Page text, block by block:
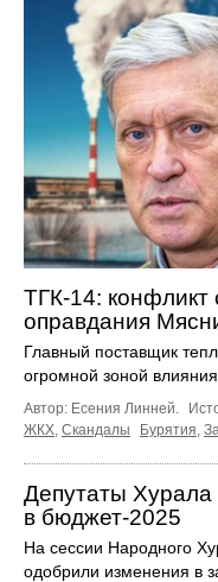
ТГК-14: конфликт
оправдания
Главный поставщик
огромной зоной
Автор: Есения Линней.
ЖКХ Скандалы Бурятия
Депутаты Хурала
в бюджет-2025
На сессии Народного
одобрили изменения в